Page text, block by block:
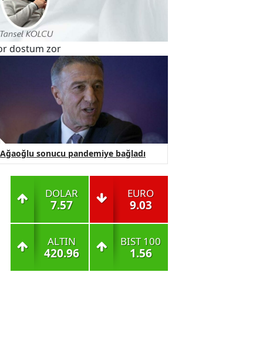
dostum zor
Ağaoğlu sonucu pandemiye bağladı
DOLAR
7.57
EURO
9.03
ALTIN
420.96
BIST 100
1.56